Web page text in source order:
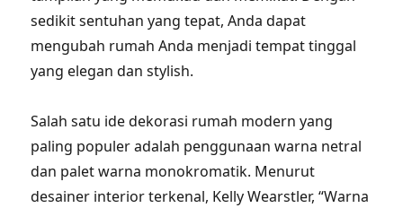
sedikit sentuhan yang tepat, Anda dapat
mengubah rumah Anda menjadi tempat tinggal
yang elegan dan stylish.
Salah satu ide dekorasi rumah modern yang
paling populer adalah penggunaan warna netral
dan palet warna monokromatik. Menurut
desainer interior terkenal, Kelly Wearstler, “Warna